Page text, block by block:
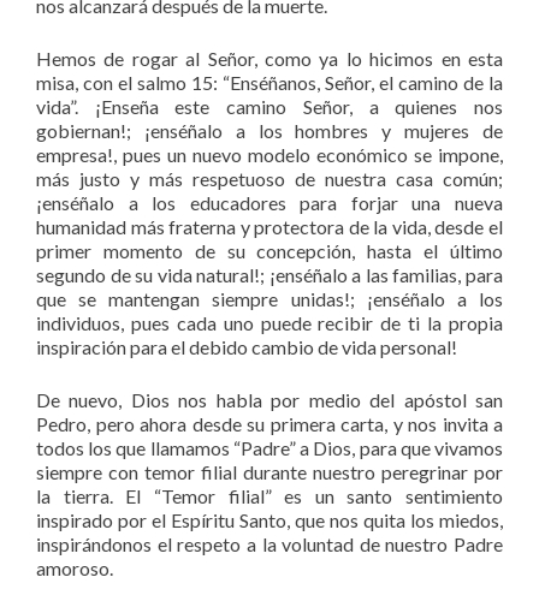
nos alcanzará después de la muerte.
Hemos de rogar al Señor, como ya lo hicimos en esta
misa, con el salmo 15: “Enséñanos, Señor, el camino de la
vida”. ¡Enseña este camino Señor, a quienes nos
gobiernan!; ¡enséñalo a los hombres y mujeres de
empresa!, pues un nuevo modelo económico se impone,
más justo y más respetuoso de nuestra casa común;
¡enséñalo a los educadores para forjar una nueva
humanidad más fraterna y protectora de la vida, desde el
primer momento de su concepción, hasta el último
segundo de su vida natural!; ¡enséñalo a las familias, para
que se mantengan siempre unidas!; ¡enséñalo a los
individuos, pues cada uno puede recibir de ti la propia
inspiración para el debido cambio de vida personal!
De nuevo, Dios nos habla por medio del apóstol san
Pedro, pero ahora desde su primera carta, y nos invita a
todos los que llamamos “Padre” a Dios, para que vivamos
siempre con temor filial durante nuestro peregrinar por
la tierra. El “Temor filial” es un santo sentimiento
inspirado por el Espíritu Santo, que nos quita los miedos,
inspirándonos el respeto a la voluntad de nuestro Padre
amoroso.